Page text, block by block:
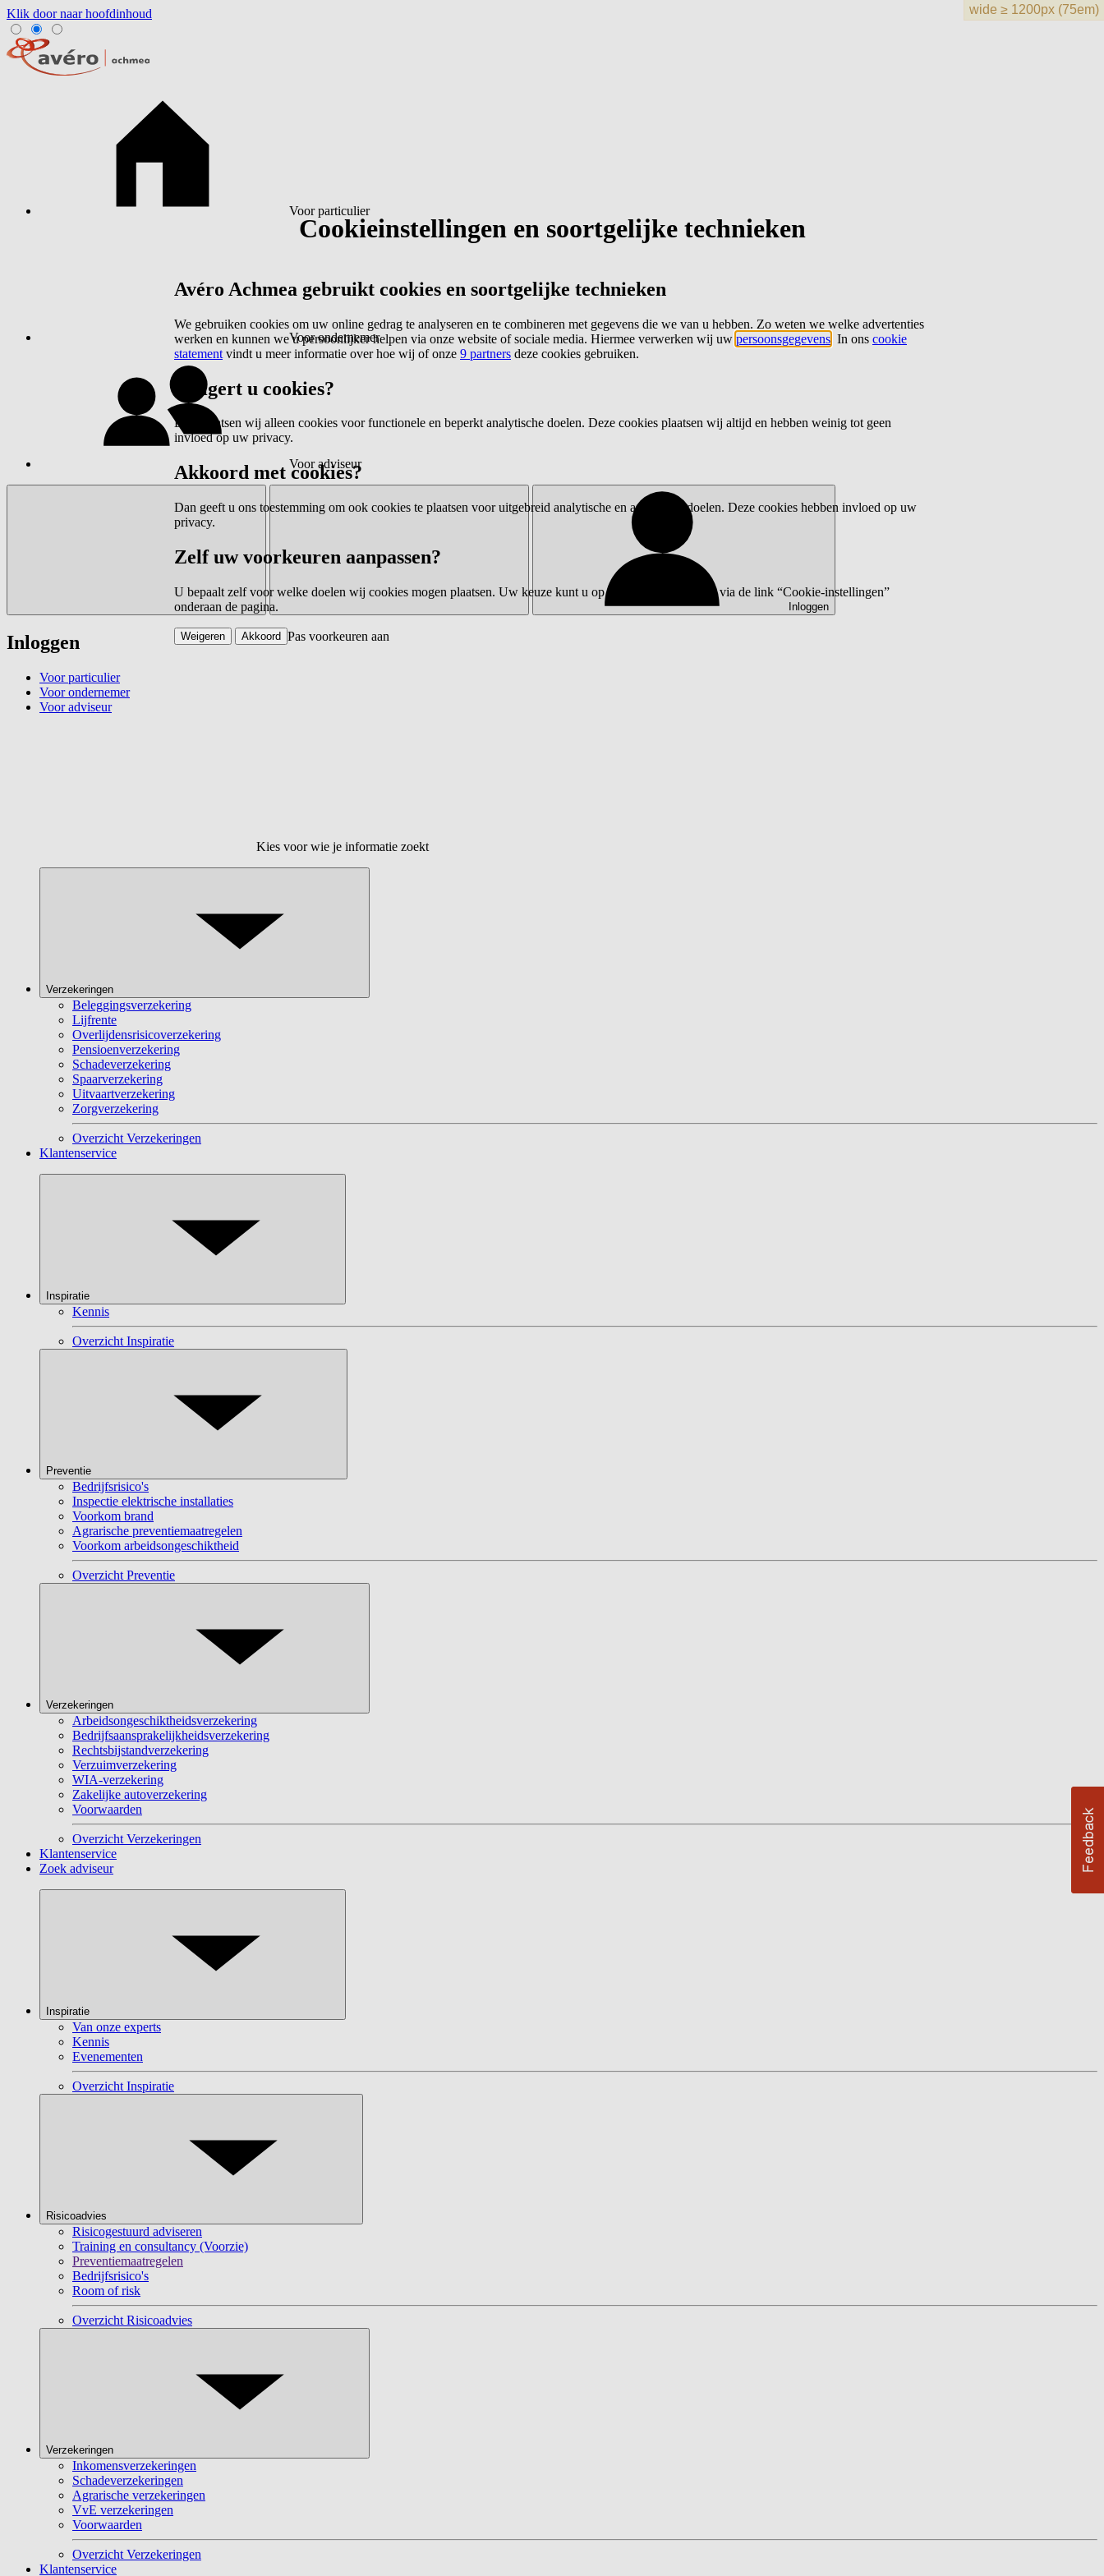
Klik door naar hoofdinhoud
Voor particulier
Voor ondernemer
Voor adviseur
Inloggen
Inloggen
Voor particulier
Voor ondernemer
Voor adviseur
Kies voor wie je informatie zoekt
Verzekeringen
Beleggingsverzekering
Lijfrente
Overlijdensrisicoverzekering
Pensioenverzekering
Schadeverzekering
Spaarverzekering
Uitvaartverzekering
Zorgverzekering
Overzicht Verzekeringen
Klantenservice
Inspiratie
Kennis
Overzicht Inspiratie
Preventie
Bedrijfsrisico's
Inspectie elektrische installaties
Voorkom brand
Agrarische preventiemaatregelen
Voorkom arbeidsongeschiktheid
Overzicht Preventie
Verzekeringen
Arbeidsongeschiktheidsverzekering
Bedrijfsaansprakelijkheidsverzekering
Rechtsbijstandverzekering
Verzuimverzekering
WIA-verzekering
Zakelijke autoverzekering
Voorwaarden
Overzicht Verzekeringen
Klantenservice
Zoek adviseur
Inspiratie
Van onze experts
Kennis
Evenementen
Overzicht Inspiratie
Risicoadvies
Risicogestuurd adviseren
Training en consultancy (Voorzie)
Preventiemaatregelen
Bedrijfsrisico's
Room of risk
Overzicht Risicoadvies
Verzekeringen
Inkomensverzekeringen
Schadeverzekeringen
Agrarische verzekeringen
VvE verzekeringen
Voorwaarden
Overzicht Verzekeringen
Klantenservice
Cookieinstellingen en soortgelijke technieken
Avéro Achmea gebruikt cookies en soortgelijke technieken
We gebruiken cookies om uw online gedrag te analyseren en te combineren met gegevens die we van u hebben. Zo weten we welke advertenties
werken en kunnen we u persoonlijker helpen via onze website of sociale media. Hiermee verwerken wij uw persoonsgegevens . In ons cookie
statement vindt u meer informatie over hoe wij of onze 9 partners deze cookies gebruiken.
Weigert u cookies?
Dan plaatsen wij alleen cookies voor functionele en beperkt analytische doelen. Deze cookies plaatsen wij altijd en hebben weinig tot geen
invloed op uw privacy.
Akkoord met cookies?
Dan geeft u ons toestemming om ook cookies te plaatsen voor uitgebreid analytische en advertentiedoelen. Deze cookies hebben invloed op uw
privacy.
Zelf uw voorkeuren aanpassen?
U bepaalt zelf voor welke doelen wij cookies mogen plaatsen. Uw keuze kunt u op elk moment wijzigen via de link “Cookie-instellingen”
onderaan de pagina.
Pas voorkeuren aan
Weigeren Akkoord